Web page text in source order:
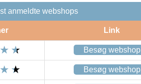
anmeldte webshops
Link
Besøg webshop
Besøg webshop